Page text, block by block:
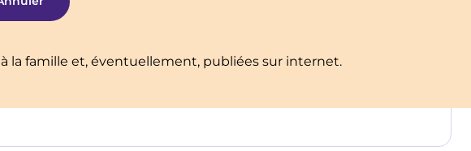
la famille et, éventuellement, publiées sur internet.